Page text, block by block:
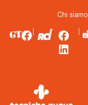
Chi siamo